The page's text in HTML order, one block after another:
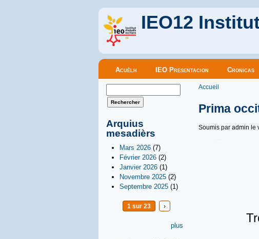
IEO12
Menu principal
Acuèlh IEO Presentacion Cronicas
Formulaire de recherche
Arquius
mesadièrs
Mars 2026 (7)
Février 2026 (2)
Janvier 2026 (1)
Novembre 2025 (2)
Septembre 2025 (1)
1 sur 23 ›
plus
Vous êtes ici
Accueil
Prima
Soumis par admin le